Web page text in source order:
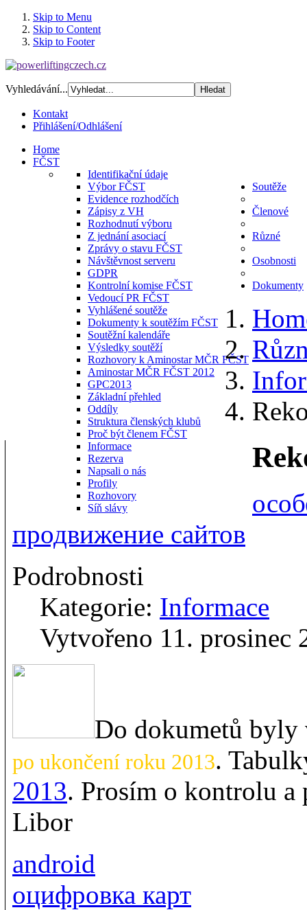
Skip to Menu
Skip to Content
Skip to Footer
Vyhledávání...
Kontakt
Přihlášení/Odhlášení
Home
FČST
Identifikační údaje
Výbor FČST
Evidence rozhodčích
Zápisy z VH
Rozhodnutí výboru
Z jednání asociací
Zprávy o stavu FČST
Návštěvnost serveru
GDPR
Kontrolní komise FČST
Vedoucí PR FČST
Soutěže
Vyhlášené soutěže
Dokumenty k soutěžím FČST
Soutěžní kalendáře
Výsledky soutěží
Rozhovory k Aminostar MČR FČST
Aminostar MČR FČST 2012
GPC2013
Členové
Základní přehled
Oddíly
Struktura členských klubů
Proč být členem FČST
Různé
Informace
Rezerva
Osobnosti
Napsali o nás
Profily
Rozhovory
Síň slávy
Dokumenty
продвижение сайтов
Podrobnosti
Kategorie: Informace
Vytvořeno 11. prosinec
Do dokumetů
po ukončení roku 2013.
2013. Prosím o kontrolu a
Libor
android
оцифровка карт